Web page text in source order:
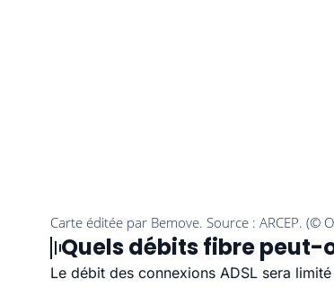
Quels débits fibre peut-
Le débit des connexions ADSL sera